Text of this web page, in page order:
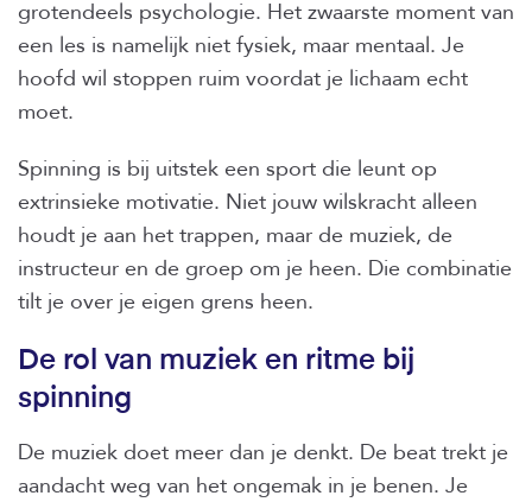
grotendeels psychologie. Het zwaarste moment van
een les is namelijk niet fysiek, maar mentaal. Je
hoofd wil stoppen ruim voordat je lichaam echt
moet.
Spinning is bij uitstek een sport die leunt op
extrinsieke motivatie. Niet jouw wilskracht alleen
houdt je aan het trappen, maar de muziek, de
instructeur en de groep om je heen. Die combinatie
tilt je over je eigen grens heen.
De rol van muziek en ritme bij
spinning
De muziek doet meer dan je denkt. De beat trekt je
aandacht weg van het ongemak in je benen. Je